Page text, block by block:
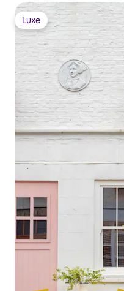
Luxe
Luxe